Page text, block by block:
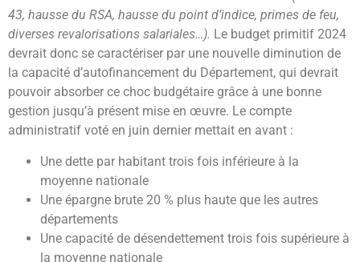
43, hausse du RSA, hausse du point d’indice, primes de feu,
diverses revalorisations salariales…). Le budget primitif 2024
devrait donc se caractériser par une nouvelle diminution de
la capacité d’autofinancement du Département, qui devrait
pouvoir absorber ce choc budgétaire grâce à une bonne
gestion jusqu’à présent mise en œuvre. Le compte
administratif voté en juin dernier mettait en avant :
Une dette par habitant trois fois inférieure à la
moyenne nationale
Une épargne brute 20 % plus haute que les autres
départements
Une capacité de désendettement trois fois supérieure à
la moyenne nationale